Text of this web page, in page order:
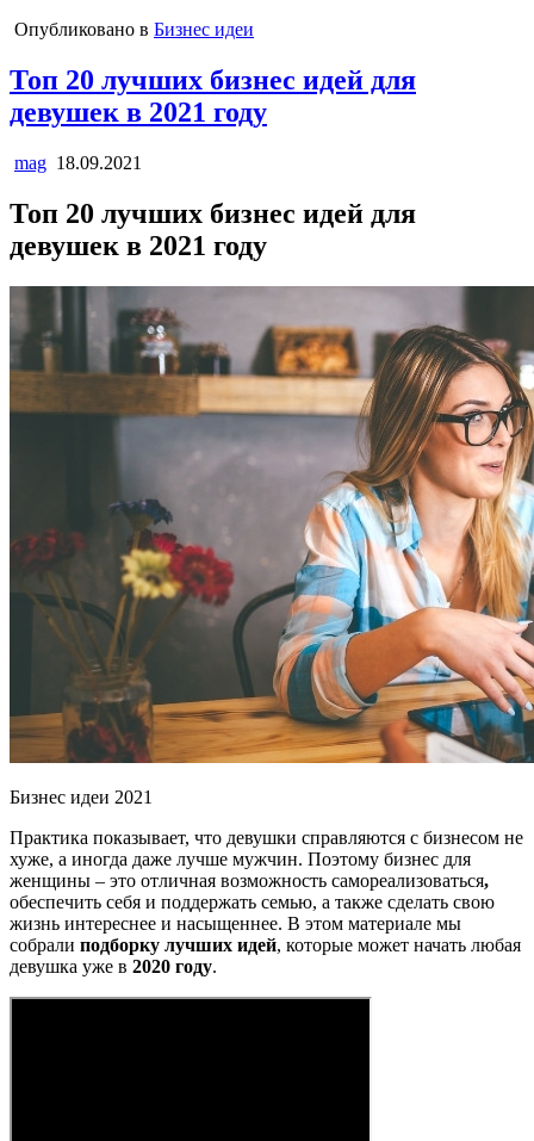
Опубликовано в Бизнес идеи
Топ 20 лучших бизнес идей для
девушек в 2021 году
mag 18.09.2021
Топ 20 лучших бизнес идей для
девушек в 2021 году
Бизнес идеи 2021
Практика показывает, что девушки справляются с бизнесом не
хуже, а иногда даже лучше мужчин. Поэтому бизнес для
женщины – это отличная возможность самореализоваться,
обеспечить себя и поддержать семью, а также сделать свою
жизнь интереснее и насыщеннее. В этом материале мы
собрали подборку лучших идей, которые может начать любая
девушка уже в 2020 году.